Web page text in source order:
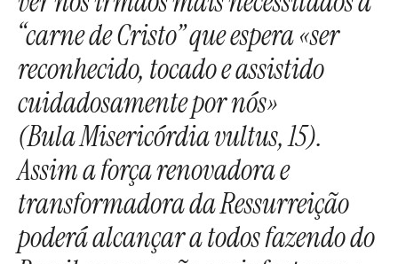
“carne de Cristo” que espera «ser
reconhecido, tocado e assistido
cuidadosamente por nós»
(Bula Misericórdia vultus, 15).
Assim a força renovadora e
transformadora da Ressurreição
poderá alcançar a todos fazendo do